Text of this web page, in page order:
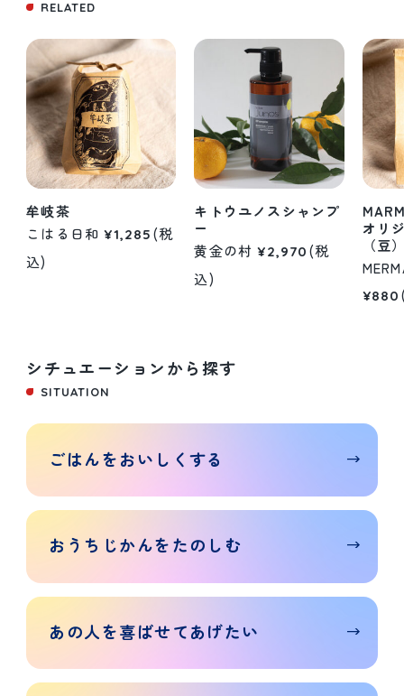
RELATED
牟岐茶
こはる日和 ¥1,285 (税
込)
キトウユノスシャンプ
ー
黄金の村 ¥2,970 (税
込)
オリ
（豆
¥880
シチュエーションから探す
SITUATION
ごはんをおいしく する
おうち じかんをたのしむ
あの人を喜ばせてあげたい